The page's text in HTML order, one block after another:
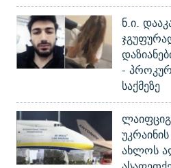
ნ.ი.
-
საქმეზე
ახლოს